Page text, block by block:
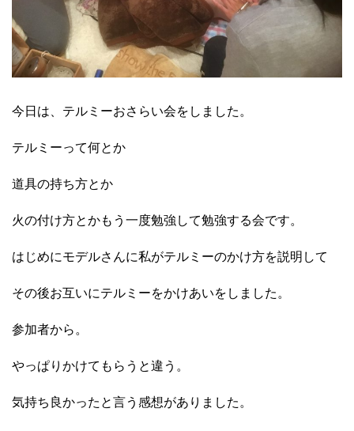
今日は、テルミーおさらい会をしました。
テルミーって何とか
道具の持ち方とか
火の付け方とかもう一度勉強して勉強する会です。
はじめにモデルさんに私がテルミーのかけ方を説明して
その後お互いにテルミーをかけあいをしました。
参加者から。
やっぱりかけてもらうと違う。
気持ち良かったと言う感想がありました。